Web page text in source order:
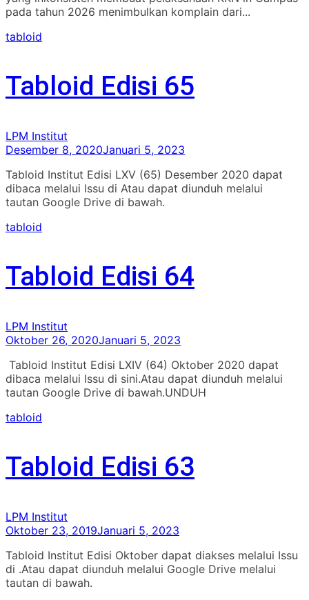
pada tahun 2026 menimbulkan komplain dari...
tabloid
Tabloid Edisi 65
LPM Institut
Desember 8, 2020Januari 5, 2023
Tabloid Institut Edisi LXV (65) Desember 2020 dapat
dibaca melalui Issu di Atau dapat diunduh melalui
tautan Google Drive di bawah.
tabloid
Tabloid Edisi 64
LPM Institut
Oktober 26, 2020Januari 5, 2023
Tabloid Institut Edisi LXIV (64) Oktober 2020 dapat
dibaca melalui Issu di sini.Atau dapat diunduh melalui
tautan Google Drive di bawah.UNDUH
tabloid
Tabloid Edisi 63
LPM Institut
Oktober 23, 2019Januari 5, 2023
Tabloid Institut Edisi Oktober dapat diakses melalui Issu
di .Atau dapat diunduh melalui Google Drive melalui
tautan di bawah.